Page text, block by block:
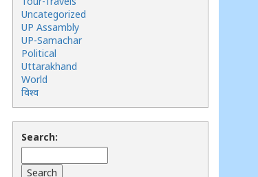
Uncategorized
UP Assambly
UP-Samachar
Political
Uttarakhand
World
विश्व
Search: